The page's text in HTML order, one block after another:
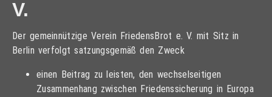
V.
Der gemeinnützige Verein FriedensBrot e. V. mit Sitz in
Berlin verfolgt satzungsgemäß den Zweck
einen Beitrag zu leisten, den wechselseitigen
Zusammenhang zwischen Friedenssicherung in Europa